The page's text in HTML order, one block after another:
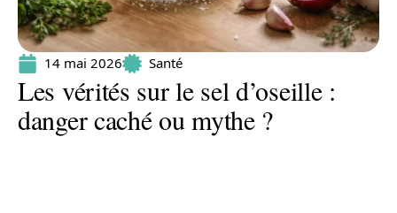
14 mai 2026 Santé
Les vérités sur le sel d’oseille :
danger caché ou mythe ?